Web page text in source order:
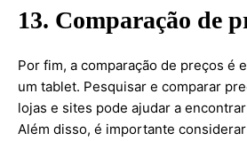
13. Comparação de
Por fim, a comparação de preços é
um tablet. Pesquisar e comparar
lojas e sites pode ajudar a
Além disso, é importante